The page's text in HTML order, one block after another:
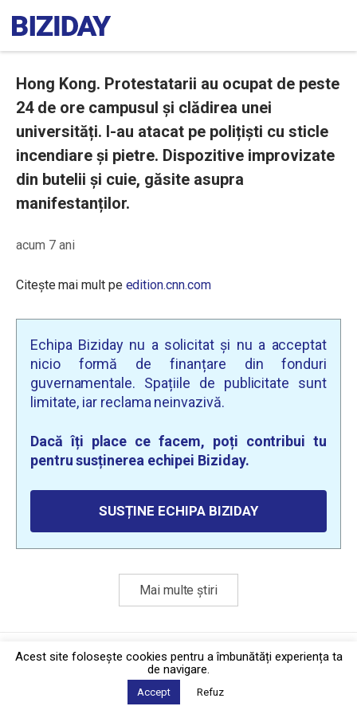
Hong Kong. Protestatarii au ocupat de peste
24 de ore campusul și clădirea unei
universități. I-au atacat pe polițiști cu sticle
incendiare și pietre. Dispozitive improvizate
din butelii și cuie, găsite asupra
manifestanților.
acum 7 ani
Citește mai mult pe edition.cnn.com
Echipa Biziday nu a solicitat și nu a acceptat
nicio formă de finanțare din fonduri
guvernamentale. Spațiile de publicitate sunt
limitate, iar reclama neinvazivă.
Dacă îți place ce facem, poți contribui tu
pentru susținerea echipei Biziday.
SUSȚINE ECHIPA BIZIDAY
Mai multe știri
Politica de confidențialitate·Contact
2026 © Biziday
Acest site foloseşte cookies pentru a îmbunătăți experiența ta
de navigare.
Accept Refuz